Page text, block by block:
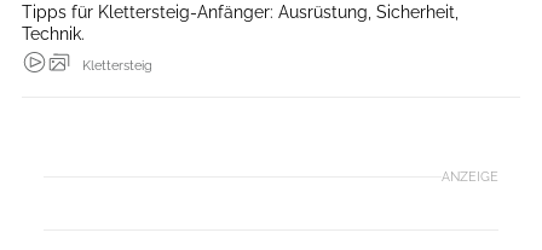
Tipps für Klettersteig-Anfänger: Ausrüstung, Sicherheit,
Technik.
Klettersteig
ANZEIGE